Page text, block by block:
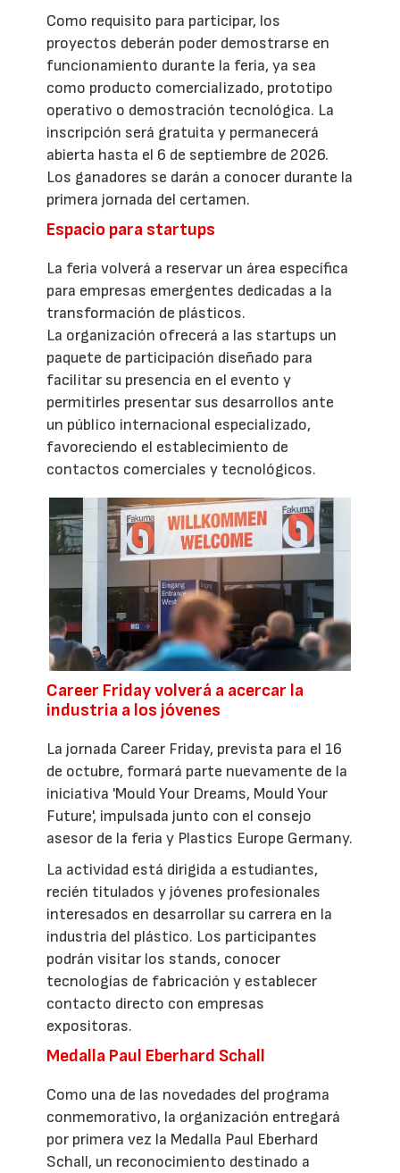
Como requisito para participar, los
proyectos deberán poder demostrarse en
funcionamiento durante la feria, ya sea
como producto comercializado, prototipo
operativo o demostración tecnológica. La
inscripción será gratuita y permanecerá
abierta hasta el 6 de septiembre de 2026.
Los ganadores se darán a conocer durante la
primera jornada del certamen.
Espacio para startups
La feria volverá a reservar un área específica
para empresas emergentes dedicadas a la
transformación de plásticos.
La organización ofrecerá a las startups un
paquete de participación diseñado para
facilitar su presencia en el evento y
permitirles presentar sus desarrollos ante
un público internacional especializado,
favoreciendo el establecimiento de
contactos comerciales y tecnológicos.
Career Friday volverá a acercar la
industria a los jóvenes
La jornada Career Friday, prevista para el 16
de octubre, formará parte nuevamente de la
iniciativa 'Mould Your Dreams, Mould Your
Future', impulsada junto con el consejo
asesor de la feria y Plastics Europe Germany.
La actividad está dirigida a estudiantes,
recién titulados y jóvenes profesionales
interesados en desarrollar su carrera en la
industria del plástico. Los participantes
podrán visitar los stands, conocer
tecnologías de fabricación y establecer
contacto directo con empresas
expositoras.
Medalla Paul Eberhard Schall
Como una de las novedades del programa
conmemorativo, la organización entregará
por primera vez la Medalla Paul Eberhard
Schall, un reconocimiento destinado a